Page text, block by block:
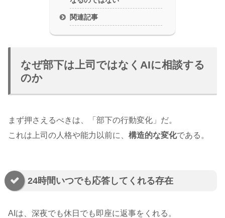
関連記事
なぜ部下は上司ではなくAIに相談する
のか
まず押さえるべきは、「部下の行動変化」だ。
これは上司の人格や能力以前に、 構造的な変化である。
24時間いつでも応答してくれる存在
AIは、深夜でも休日でも即座に返事をくれる。